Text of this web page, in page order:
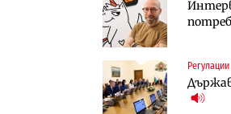
Регулации
АПИ
Публични